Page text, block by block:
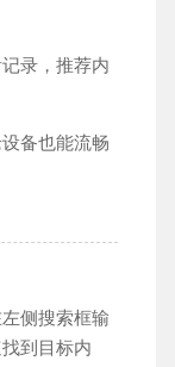
录，推荐内
备也能流畅
侧搜索框输
到目标内